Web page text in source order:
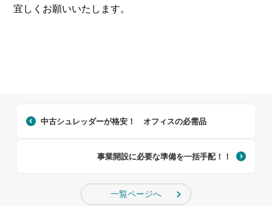
宜しくお願いいたします。
中古シュレッダーが格安！ オフィスの必需品
事業開設に必要な準備を一括手配！！
一覧ページへ